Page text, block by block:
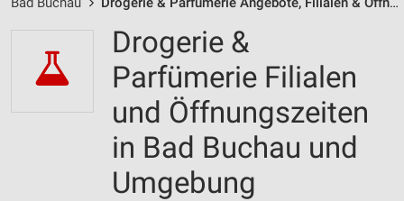
Drogerie &
Parfümerie Filialen
und Öffnungszeiten
in Bad Buchau und
Umgebung